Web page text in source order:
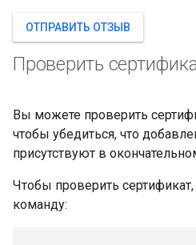
ОТПРАВИТЬ ОТЗЫВ
Проверить
Вы можете проверить
чтобы убедиться, что
присутствуют в
Чтобы проверить
команду: